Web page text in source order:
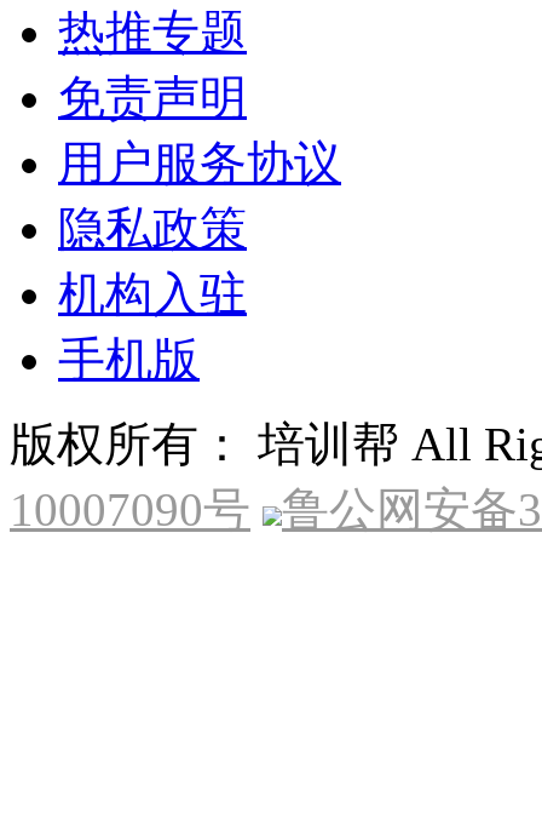
热推专题
免责声明
用户服务协议
隐私政策
机构入驻
手机版
版权所有： 培训帮 All
10007090号
鲁公网安备